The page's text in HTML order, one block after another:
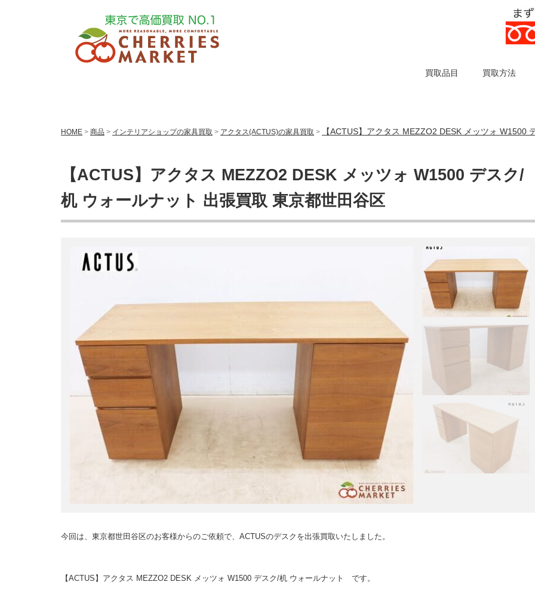
買取品目 買取方法
HOME > 商品 > インテリアショップの家具買取 > アクタス(ACTUS)の家具買取 > 【ACTUS】アクタス MEZZO2 DESK メッツォ W1500
【ACTUS】アクタス MEZZO2 DESK メッツォ W1500 デスク/
机 ウォールナット 出張買取 東京都世田谷区
今回は、東京都世田谷区のお客様からのご依頼で、ACTUSのデスクを出張買取いたしました。
【ACTUS】アクタス MEZZO2 DESK メッツォ W1500 デスク/机 ウォールナット です。